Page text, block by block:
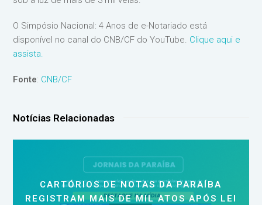
O Simpósio Nacional: 4 Anos de e-Notariado está
disponível no canal do CNB/CF do YouTube. Clique aqui e
assista.
Fonte: CNB/CF
Notícias Relacionadas
CARTÓRIOS DE NOTAS DA PARAÍBA
REGISTRAM MAIS DE MIL ATOS APÓS LEI